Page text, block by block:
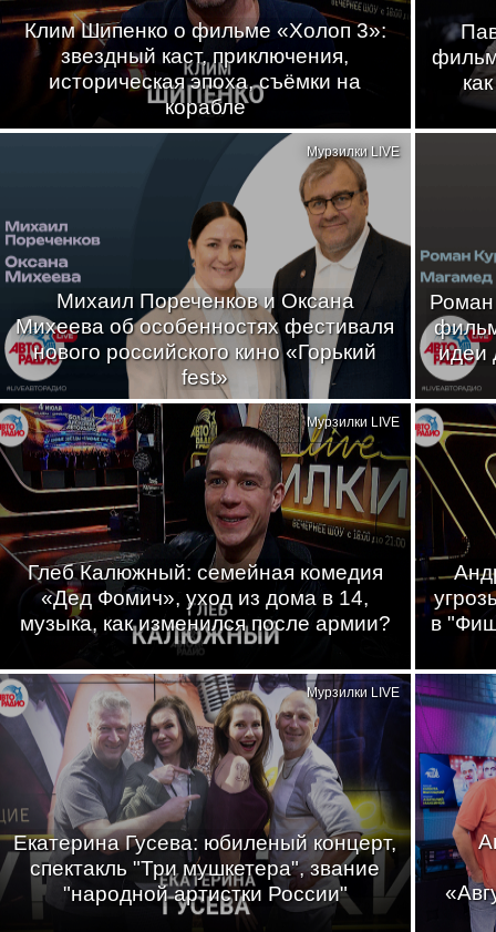
Клим Шипенко о фильме «Холоп 3»:
звездный каст, приключения,
историческая эпоха, съёмки на
корабле
Михаил Пореченков и Оксана
Михеева об особенностях фестиваля
нового российского кино «Горький
fest»
Мурзилки LIVE
идеи
Глеб Калюжный: семейная комедия
«Дед Фомич», уход из дома в 14,
музыка, как изменился после армии?
Мурзилки LIVE
в
Екатерина Гусева: юбиленый концерт,
спектакль "Три мушкетера", звание
"народной артистки России"
Мурзилки LIVE